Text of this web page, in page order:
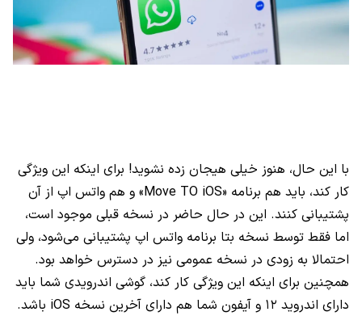
با این حال، هنوز خیلی هیجان زده نشوید! برای اینکه این ویژگی
کار کند، باید هم برنامه «Move TO iOS» و هم واتس اپ از آن
پشتیبانی کنند. این در حال حاضر در نسخه قبلی موجود است،
اما فقط توسط نسخه بتا برنامه واتس اپ پشتیبانی می‌شود، ولی
احتمالا به زودی در نسخه عمومی نیز در دسترس خواهد بود.
همچنین برای اینکه این ویژگی کار کند، گوشی اندرویدی شما باید
دارای اندروید ۱۲ و آیفون شما هم دارای آخرین نسخه iOS باشد.